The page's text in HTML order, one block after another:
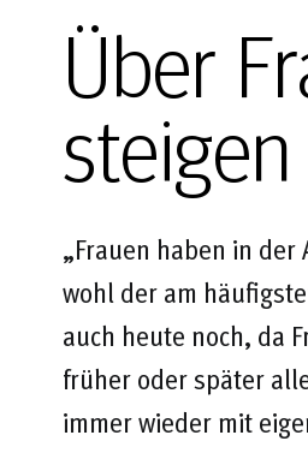
Über
steigen
„Frauen haben in
wohl der am
auch heute noch, da
früher oder später
immer wieder mit